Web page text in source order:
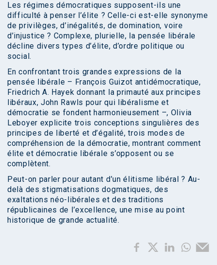
Les régimes démocratiques supposent-ils une
difficulté à penser l’élite ? Celle-ci est-elle synonyme
de privilèges, d’inégalités, de domination, voire
d’injustice ? Complexe, plurielle, la pensée libérale
décline divers types d’élite, d’ordre politique ou
social.
En confrontant trois grandes expressions de la
pensée libérale – François Guizot antidémocratique,
Friedrich A. Hayek donnant la primauté aux principes
libéraux, John Rawls pour qui libéralisme et
démocratie se fondent harmonieusement –, Olivia
Leboyer explicite trois conceptions singulières des
principes de liberté et d’égalité, trois modes de
compréhension de la démocratie, montrant comment
élite et démocratie libérale s’opposent ou se
complètent.
Peut-on parler pour autant d’un élitisme libéral ? Au-
delà des stigmatisations dogmatiques, des
exaltations néo-libérales et des traditions
républicaines de l’excellence, une mise au point
historique de grande actualité.